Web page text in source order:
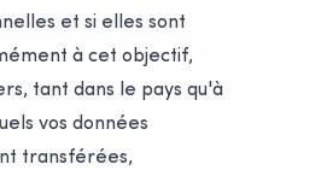
et si elles sont
à cet objectif,
tant dans le pays qu'à
vos données
transférées,